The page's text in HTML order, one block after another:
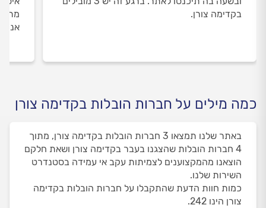
בקדימה צורן.
אנו
כמה מילים על חברות הובלות בקדימה צורן
באתר שלנו תמצאו 3 חברות הובלות בקדימה צורן, מתוך
4 חברות הובלות שהצגנו בעבר בקדימה צורן ושאת חלקם
הוצאנו מהמקצוענים לצמיתות עקב אי עמידה בסטנדרט
השירות שלנו.
כמות חוות הדעת שהתקבלו על חברות הובלות בקדימה
צורן הינו 242.